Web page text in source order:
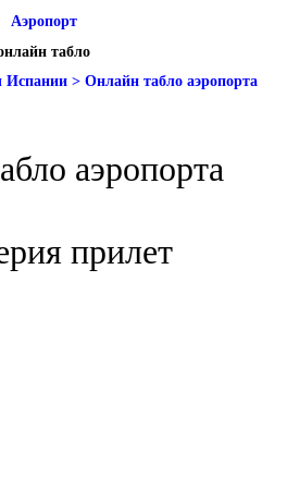
Аэропорт
табло
Испании > Онлайн табло аэропорта
аэропорта
прилет